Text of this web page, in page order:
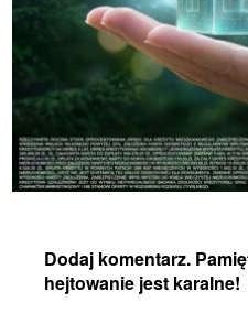
Dodaj komentarz.
hejtowanie jest karalne!